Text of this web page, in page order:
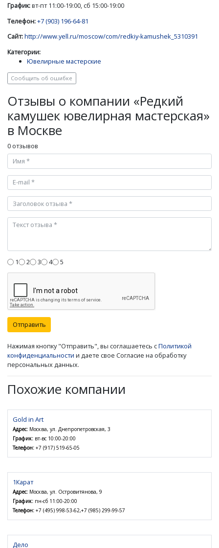
График:вт-пт 11:00-19:00, сб 15:00-19:00
Телефон:+7 (903) 196-64-81
Сайт:http://www.yell.ru/moscow/com/redkiy-kamushek_5310391
Категории:
Ювелирные мастерские
Сообщить об ошибке
Отзывы о компании «Редкий
камушек ювелирная мастерская»
в Москве
0 отзывов
1 2 3 4 5
Отправить
Нажимая кнопку "Отправить", вы соглашаетесь сПолитикой
конфиденциальности и даете свое Согласие на обработку
персональных данных.
Похожие компании
Gold in Art
Адрес: Москва, ул. Днепропетровская, 3
График: вт-вс 10:00-20:00
Телефон: +7 (917) 519-65-05
1Карат
Адрес: Москва, ул. Островитянова, 9
График: пн-сб 11:00-20:00
Телефон: +7 (495) 998-53-62,+7 (985) 299-99-57
Дело